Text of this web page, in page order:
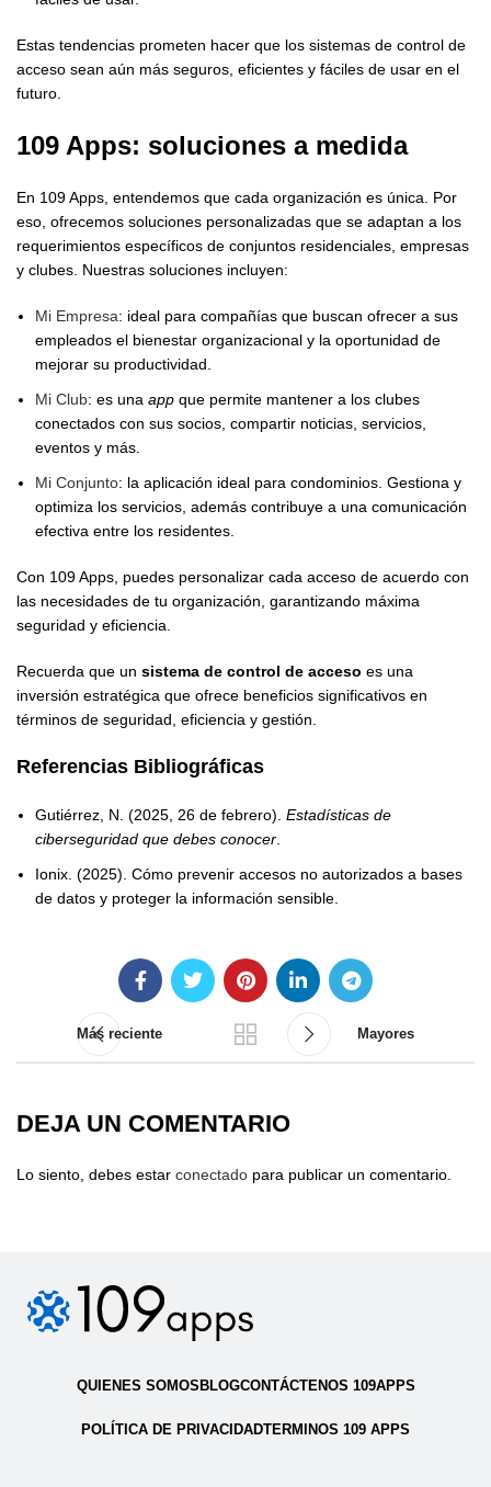
Estas tendencias prometen hacer que los sistemas de control de
acceso sean aún más seguros, eficientes y fáciles de usar en el
futuro.
109 Apps: soluciones a medida
En 109 Apps, entendemos que cada organización es única. Por
eso, ofrecemos soluciones personalizadas que se adaptan a los
requerimientos específicos de conjuntos residenciales, empresas
y clubes. Nuestras soluciones incluyen:
Mi Empresa: ideal para compañías que buscan ofrecer a sus
empleados el bienestar organizacional y la oportunidad de
mejorar su productividad.
Mi Club: es una app que permite mantener a los clubes
conectados con sus socios, compartir noticias, servicios,
eventos y más.
Mi Conjunto: la aplicación ideal para condominios. Gestiona y
optimiza los servicios, además contribuye a una comunicación
efectiva entre los residentes.
Con 109 Apps, puedes personalizar cada acceso de acuerdo con
las necesidades de tu organización, garantizando máxima
seguridad y eficiencia.
Recuerda que un sistema de control de acceso es una
inversión estratégica que ofrece beneficios significativos en
términos de seguridad, eficiencia y gestión.
Referencias Bibliográficas
Gutiérrez, N. (2025, 26 de febrero). Estadísticas de
ciberseguridad que debes conocer
Ionix. (2025). Cómo prevenir accesos no autorizados a bases
de datos y proteger la información sensible.
Más reciente Mayores
DEJA UN COMENTARIO
Lo siento, debes estar conectado para publicar un comentario.
QUIENES SOMOS BLOGCONTÁCTENOS 109APPS
POLÍTICA DE PRIVACIDADTERMINOS 109 APPS